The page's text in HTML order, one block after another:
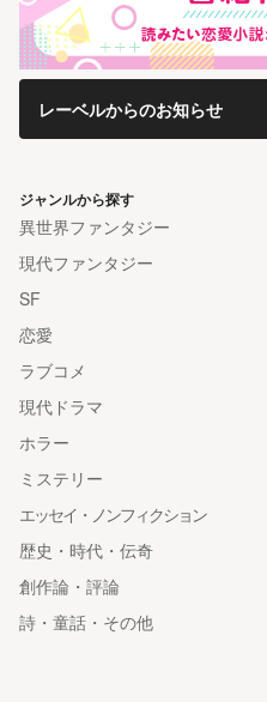
レーベルからのお知らせ
ジャンルから探す
異世界ファンタジー
現代ファンタジー
SF
恋愛
ラブコメ
現代ドラマ
ホラー
ミステリー
エッセイ・ノンフィクション
歴史・時代・伝奇
創作論・評論
詩・童話・その他